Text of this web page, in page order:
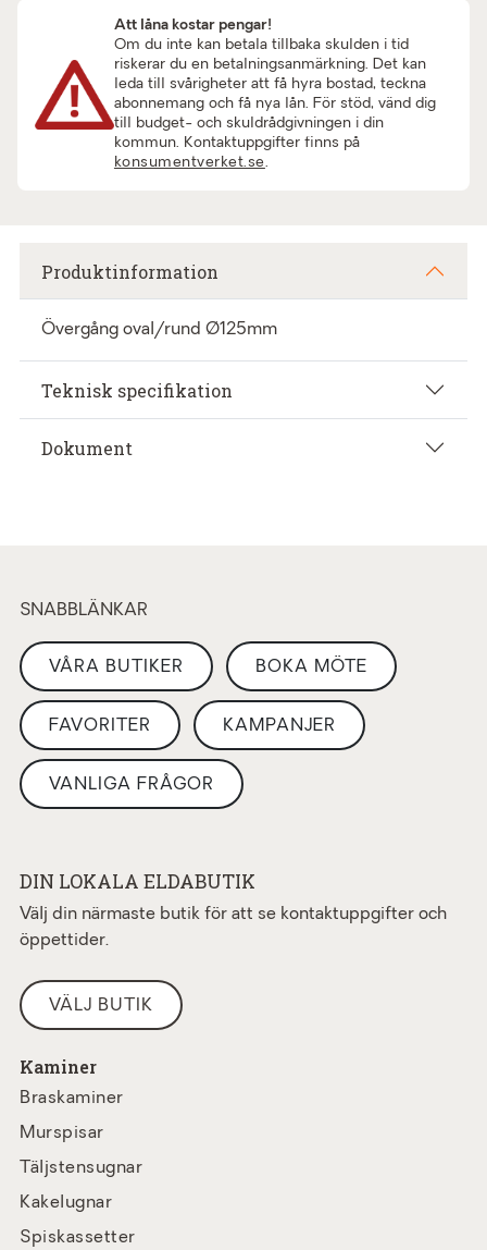
Att låna kostar pengar!
Om du inte kan betala tillbaka skulden i tid
riskerar du en betalningsanmärkning. Det kan
leda till svårigheter att få hyra bostad, teckna
abonnemang och få nya lån. För stöd, vänd dig
till budget- och skuldrådgivningen i din
kommun. Kontaktuppgifter finns på
konsumentverket.se.
Produktinformation
Övergång oval/rund Ø125mm
Teknisk specifikation
Dokument
SNABBLÄNKAR
VÅRA BUTIKER BOKA MÖTE
FAVORITER KAMPANJER
VANLIGA FRÅGOR
DIN LOKALA ELDABUTIK
Välj din närmaste butik för att se kontaktuppgifter och
öppettider.
VÄLJ BUTIK
Kaminer
Braskaminer
Murspisar
Täljstensugnar
Kakelugnar
Spiskassetter